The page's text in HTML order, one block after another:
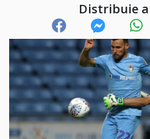
Distribuie